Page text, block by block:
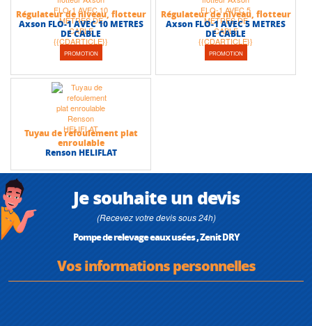
PROMOTION
Régulateur de niveau, flotteur
Axson FLO-1 AVEC 10 METRES
DE CABLE
PROMOTION
Régulateur de niveau, flotteur
Axson FLO-1 AVEC 5 METRES
DE CABLE
Tuyau de refoulement plat
enroulable
Renson HELIFLAT
Je souhaite un devis
(Recevez votre devis sous 24h)
Pompe de relevage eaux usées , Zenit DRY
Vos informations personnelles